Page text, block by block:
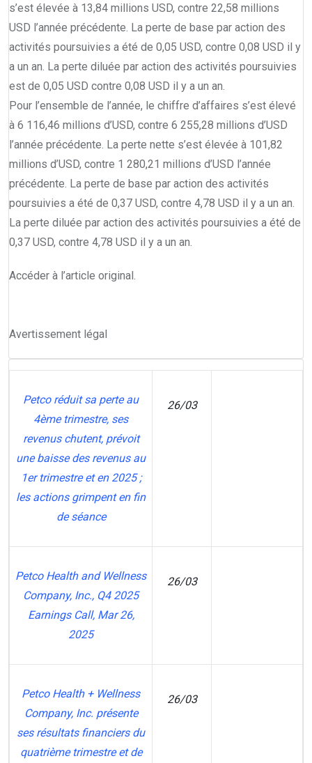
s’est élevée à 13,84 millions USD, contre 22,58 millions
USD l’année précédente. La perte de base par action des
activités poursuivies a été de 0,05 USD, contre 0,08 USD il y
a un an. La perte diluée par action des activités poursuivies
est de 0,05 USD contre 0,08 USD il y a un an.
Pour l’ensemble de l’année, le chiffre d’affaires s’est élevé
à 6 116,46 millions d’USD, contre 6 255,28 millions d’USD
l’année précédente. La perte nette s’est élevée à 101,82
millions d’USD, contre 1 280,21 millions d’USD l’année
précédente. La perte de base par action des activités
poursuivies a été de 0,37 USD, contre 4,78 USD il y a un an.
La perte diluée par action des activités poursuivies a été de
0,37 USD, contre 4,78 USD il y a un an.
Accéder à l’article original.
Avertissement légal
Petco réduit sa perte au
4ème trimestre, ses
revenus chutent, prévoit
une baisse des revenus au
1er trimestre et en 2025 ;
les actions grimpent en fin
de séance
26/03
Petco Health and Wellness
Company, Inc., Q4 2025
Earnings Call, Mar 26,
2025
26/03
Petco Health + Wellness
Company, Inc. présente
ses résultats financiers du
quatrième trimestre et de
26/03